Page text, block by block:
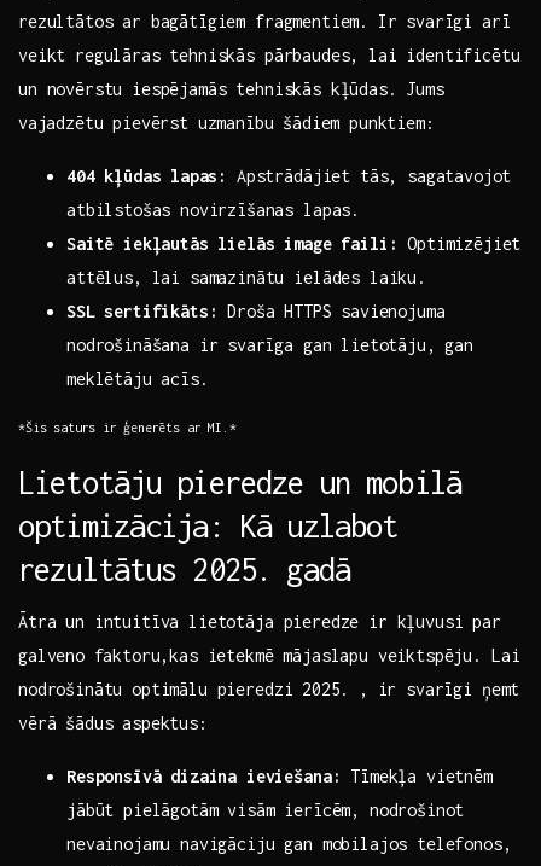
rezultātos ar bagātīgiem fragmentiem. ⁤Ir svarīgi arī
veikt regulāras tehniskās pārbaudes, lai identificētu
un novērstu iespējamās ‌tehniskās kļūdas.⁣ Jums
⁤vajadzētu pievērst uzmanību ⁣šādiem ​punktiem:
404 kļūdas⁢ lapas:
Apstrādājiet tās, sagatavojot
‌atbilstošas novirzīšanas lapas.
Saitē iekļautās​ lielās image faili: Optimizējiet
attēlus, lai samazinātu ielādes laiku.
SSL sertifikāts: Droša ⁤HTTPS savienojuma
nodrošināšana ir⁢ svarīga gan ‍lietotāju, ​gan
meklētāju acīs.
*Šis ‌saturs ⁣ir ⁣ģenerēts ar MI.*
Lietotāju pieredze⁤ un mobilā
optimizācija: Kā ⁢uzlabot
rezultātus 2025.⁢ gadā
Ātra un intuitīva lietotāja pieredze ir kļuvusi par
galveno⁤ faktoru,kas ietekmē mājaslapu veiktspēju. Lai
nodrošinātu optimālu pieredzi⁣ 2025. ,⁢ ir svarīgi ņemt
‍vērā ​šādus aspektus:
Responsīvā dizaina ‍ieviešana:
Tīmekļa vietnēm⁢
jābūt pielāgotām visām ierīcēm, nodrošinot
nevainojamu navigāciju gan ​mobilajos telefonos,